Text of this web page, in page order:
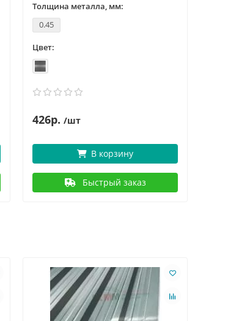
Толщина металла, мм:
0.45
Цвет:
426р. /шт
В корзину
Быстрый заказ